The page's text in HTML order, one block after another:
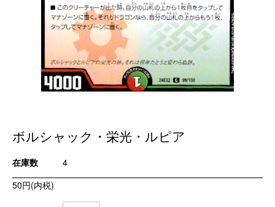
ボルシャック・栄光・ルピア
在庫数
4
50円(内税)